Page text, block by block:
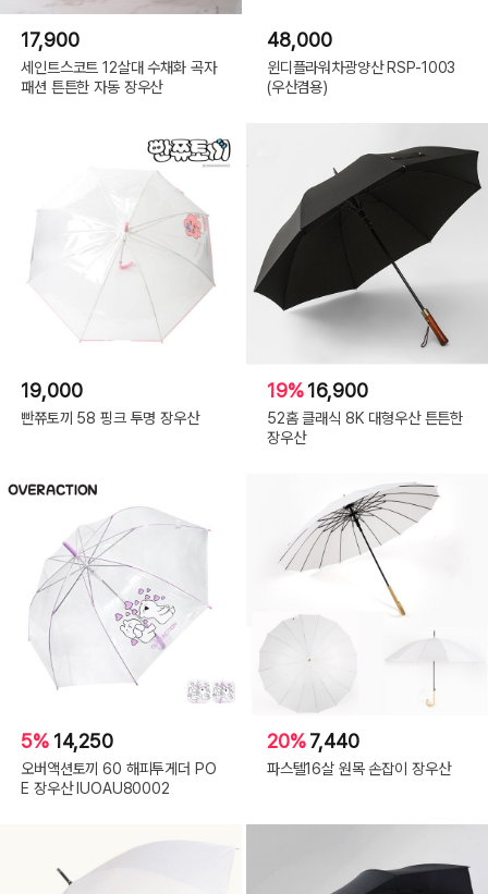
17,900
세인트스코트 12살대 수채화 곡자
패션 튼튼한 자동 장우산
48,000
윈디플라워차광양산 RSP-1003
(우산겸용)
19,000
빤쮸토끼 58 핑크 투명 장우산
19%16,900
52홈 클래식 8K 대형우산 튼튼한
장우산
5% 14,250
오버액션토끼 60 해피투게더 PO
E 장우산 IUOAU80002
20%7,440
파스텔16살 원목 손잡이 장우산